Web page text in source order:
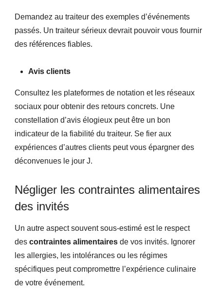
Demandez au traiteur des exemples d’événements
passés. Un traiteur sérieux devrait pouvoir vous fournir
des références fiables.
Avis clients
Consultez les plateformes de notation et les réseaux
sociaux pour obtenir des retours concrets. Une
constellation d’avis élogieux peut être un bon
indicateur de la fiabilité du traiteur. Se fier aux
expériences d’autres clients peut vous épargner des
déconvenues le jour J.
Négliger les contraintes alimentaires
des invités
Un autre aspect souvent sous-estimé est le respect
des contraintes alimentaires de vos invités. Ignorer
les allergies, les intolérances ou les régimes
spécifiques peut compromettre l’expérience culinaire
de votre événement.